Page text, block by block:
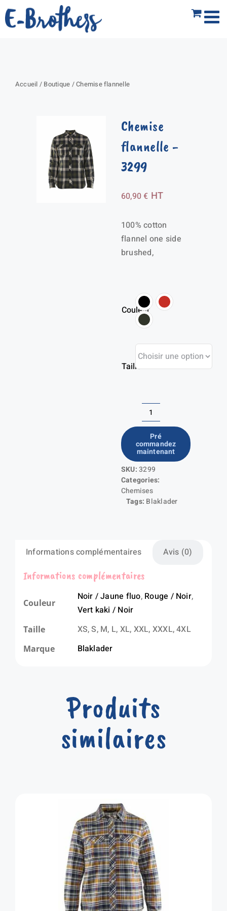
Passer
au
Accueil / Boutique /Chemise flannelle
Chemise
flannelle -
3299
60,90€ HT
100% cotton
flannel one side
brushed,
Couleur
Taille
quantité
de
Chemise
flannelle
Pré
commandez
maintenant
SKU:3299
Categories:
Chemises
Tags: Blaklader
Informations complémentaires Avis (0)
Informations complémentaires
Couleur
Noir / Jaune fluo, Rouge / Noir,
Vert kaki / Noir
Taille XS, S, M, L, XL, XXL, XXXL, 4XL
Marque Blaklader
Produits
similaires